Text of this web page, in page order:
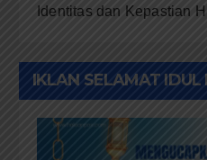
Identitas dan Kepastian
IKLAN SELAMAT IDUL